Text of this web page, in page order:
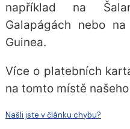
například na
Galapágách nebo
Guinea.
Více o platebních
na tomto místě
Našli jste v článku chybu?